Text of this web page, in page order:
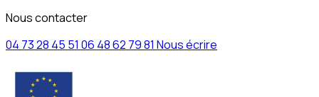
Nous contacter
04 73 28 45 51 06 48 62 79 81 Nous écrire